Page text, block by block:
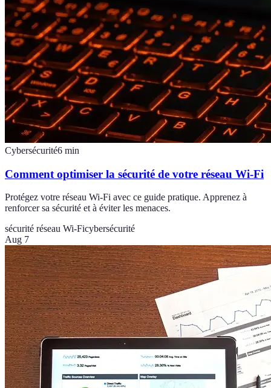
Cybersécurité6 min
Comment optimiser la sécurité de votre réseau Wi-Fi
Protégez votre réseau Wi-Fi avec ce guide pratique. Apprenez à
renforcer sa sécurité et à éviter les menaces.
sécurité réseau Wi-Ficybersécurité
Aug 7